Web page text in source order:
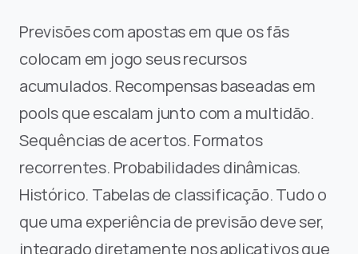
Previsões com apostas em que os fãs
colocam em jogo seus recursos
acumulados. Recompensas baseadas em
pools que escalam junto com a multidão.
Sequências de acertos. Formatos
recorrentes. Probabilidades dinâmicas.
Histórico. Tabelas de classificação. Tudo o
que uma experiência de previsão deve ser,
integrado diretamente nos aplicativos que